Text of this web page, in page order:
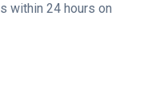
within 24 hours on